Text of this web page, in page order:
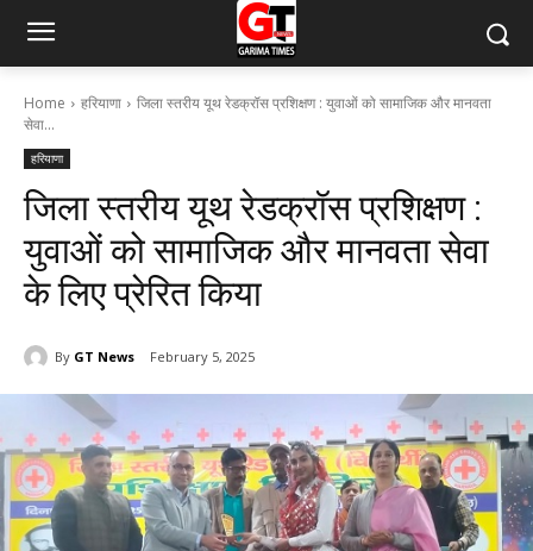
Home हरियाणा
जिला स्तरीय यूथ रेडक्रॉस प्रशिक्षण : युवाओं को सामाजिक और मानवता
सेवा...
हरियाणा
जिला स्तरीय यूथ रेडक्रॉस प्रशिक्षण :
युवाओं को सामाजिक और मानवता सेवा
के लिए प्रेरित किया
By GT News February 5, 2025